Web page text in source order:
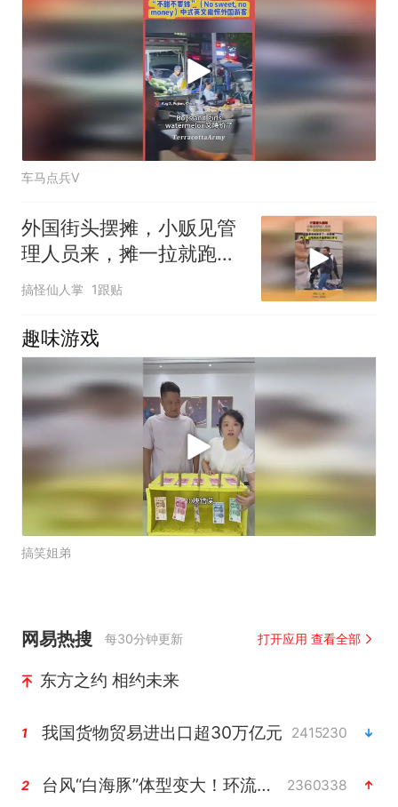
车马点兵V
外国街头摆摊，小贩见管
理人员来，摊一拉就跑特
别快
搞怪仙人掌 1跟贴
趣味游戏
搞笑姐弟
网易热搜 每30分钟更新 打开应用 查看全部
东方之约 相约未来
1 我国货物贸易进出口超30万亿元 2415230
2 台风“白海豚”体型变大！环流面积接近13个浙江那么大 2360338